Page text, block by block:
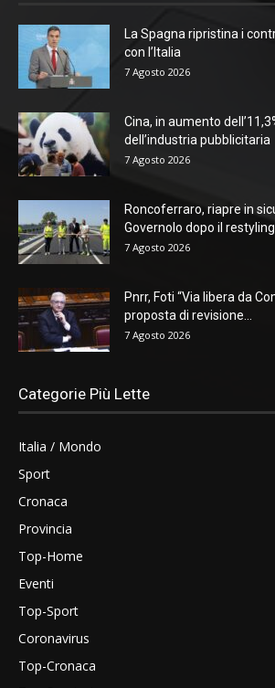
La Spagna ripristina i
con l’Italia
7 Agosto 2026
Cina, in aumento
dell’industria pubblicitaria
7 Agosto 2026
Roncoferraro, riapre in
Governolo dopo il restyling...
7 Agosto 2026
Pnrr, Foti “Via libera da
proposta di revisione...
7 Agosto 2026
Categorie Più Lette
Italia / Mondo
Sport
Cronaca
Provincia
Top-Home
Eventi
Top-Sport
Coronavirus
Top-Cronaca